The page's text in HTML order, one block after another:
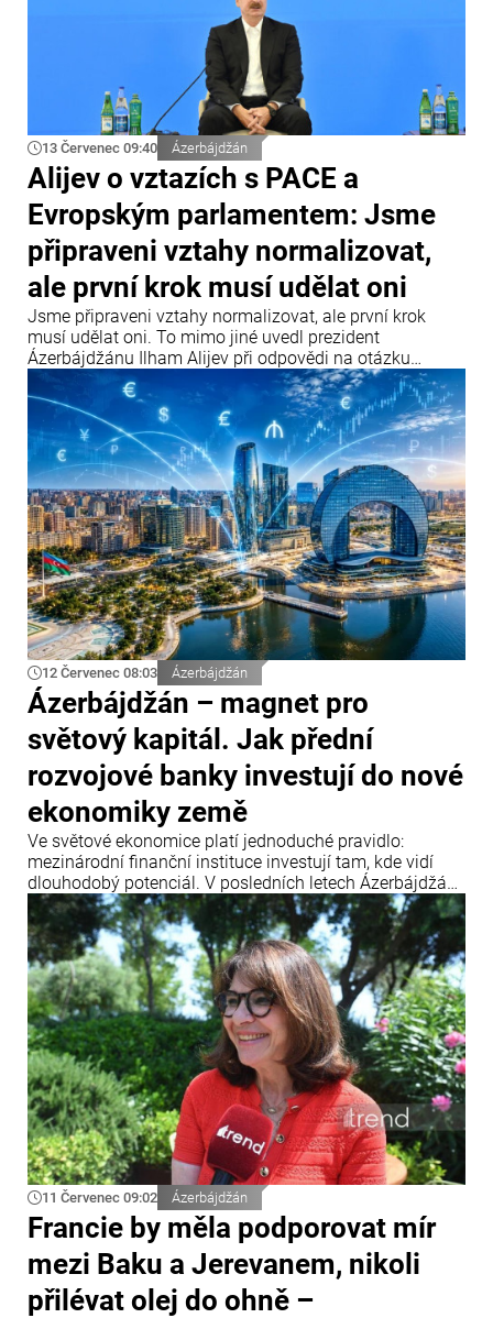
13 Červenec 09:40 Ázerbájdžán
Alijev o vztazích s PACE a
Evropským parlamentem: Jsme
připraveni vztahy normalizovat,
ale první krok musí udělat oni
Jsme připraveni vztahy normalizovat, ale první krok
musí udělat oni. To mimo jiné uvedl prezident
Ázerbájdžánu Ilham Alijev při odpovědi na otázku
týkající se vztahů Ázerbájdžánu s Parlamentním
shromážděním Rady Evropy (PACE) a Evropským
parlamentem během setkání s účastníky IV. Šušského
globálního mediálního fóra.
12 Červenec 08:03 Ázerbájdžán
Ázerbájdžán – magnet pro
světový kapitál. Jak přední
rozvojové banky investují do nové
ekonomiky země
Ve světové ekonomice platí jednoduché pravidlo:
mezinárodní finanční instituce investují tam, kde vidí
dlouhodobý potenciál. V posledních letech Ázerbájdžán
upevnil svou pozici jako jedno z klíčových dopravních a
energetických center Eurasie a zároveň se stal
významnou platformou pro realizaci mezinárodních
infrastrukturních projektů.
11 Červenec 09:02 Ázerbájdžán
Francie by měla podporovat mír
mezi Baku a Jerevanem, nikoli
přilévat olej do ohně –